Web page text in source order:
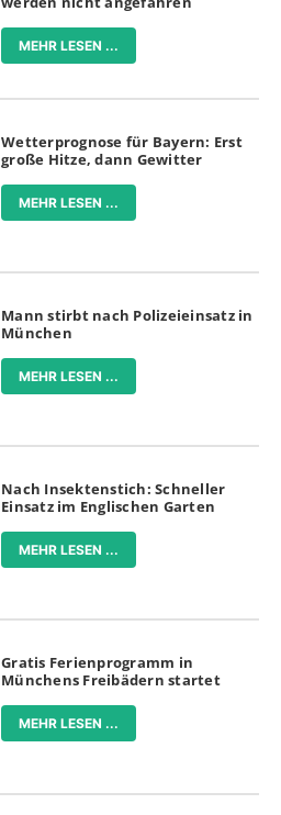
MEHR LESEN ...
Wetterprognose für Bayern: Erst
große Hitze, dann Gewitter
MEHR LESEN ...
Mann stirbt nach Polizeieinsatz in
München
MEHR LESEN ...
Nach Insektenstich: Schneller
Einsatz im Englischen Garten
MEHR LESEN ...
Gratis Ferienprogramm in
Münchens Freibädern startet
MEHR LESEN ...